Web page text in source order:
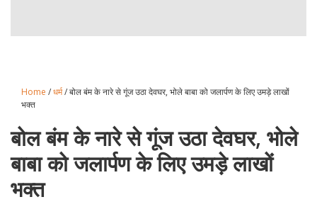
Home /धर्म/ बोल बंम के नारे से गूंज उठा देवघर, भोले बाबा को जलार्पण के लिए उमड़े लाखों
भक्त
बोल बंम के नारे से गूंज उठा देवघर, भोले
बाबा को जलार्पण के लिए उमड़े लाखों
भक्त